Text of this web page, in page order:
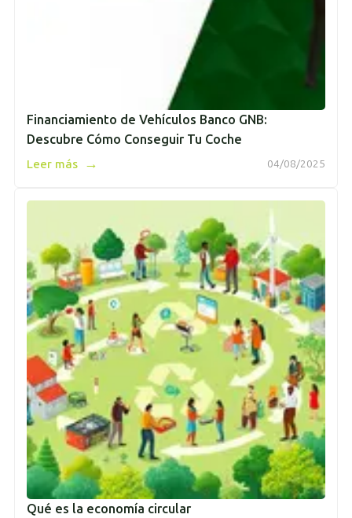
Financiamiento de Vehículos Banco GNB:
Descubre Cómo Conseguir Tu Coche
04/08/2025
Leer más →
Qué es la economía circular